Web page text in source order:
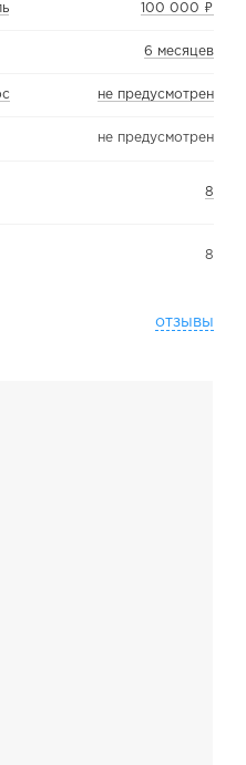
100 000 ₽
6 месяцев
не предусмотрен
не предусмотрен
8
8
отзывы